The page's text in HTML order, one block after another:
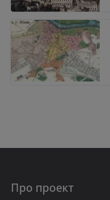
Про проект